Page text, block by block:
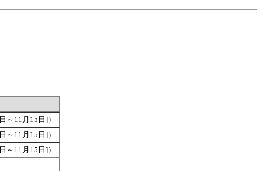
～11月15日]）
～11月15日]）
～11月15日]）